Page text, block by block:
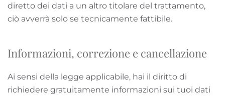
diretto dei dati a un altro titolare del trattamento,
ciò avverrà solo se tecnicamente fattibile.
Informazioni, correzione e cancellazione
Ai sensi della legge applicabile, hai il diritto di
richiedere gratuitamente informazioni sui tuoi dati